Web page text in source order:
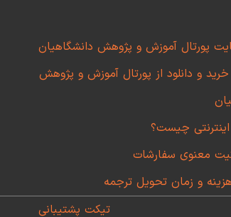
پورتال آموزش و پژوهش دانشگاهیان
خرید و دانلود از پورتال آموزش و پژوهش
چیست؟
معنوی سفارشات
و زمان تحویل ترجمه
تیکت پشتیبانی